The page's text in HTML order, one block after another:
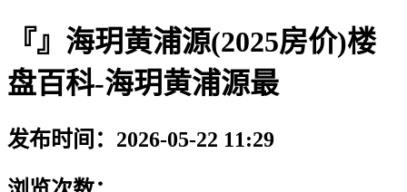
『』海玥黄浦源(2025房价)楼
盘百科-海玥黄浦源最
发布时间：2026-05-22 11:29